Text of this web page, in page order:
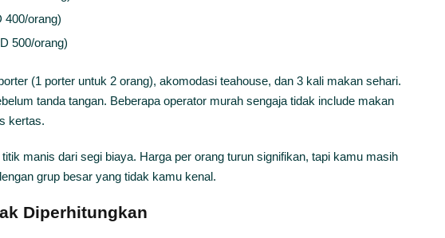
400/orang)
500/orang)
(1 porter untuk 2 orang), akomodasi teahouse, dan 3 kali makan sehari.
tanda tangan. Beberapa operator murah sengaja tidak include makan
kertas.
manis dari segi biaya. Harga per orang turun signifikan, tapi kamu masih
grup besar yang tidak kamu kenal.
Diperhitungkan